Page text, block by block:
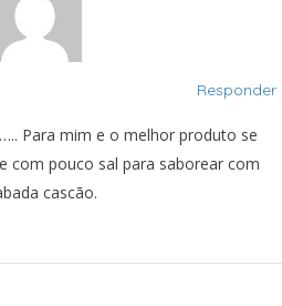
Responder
Para mim e o melhor produto se
com pouco sal para saborear com
cascão.